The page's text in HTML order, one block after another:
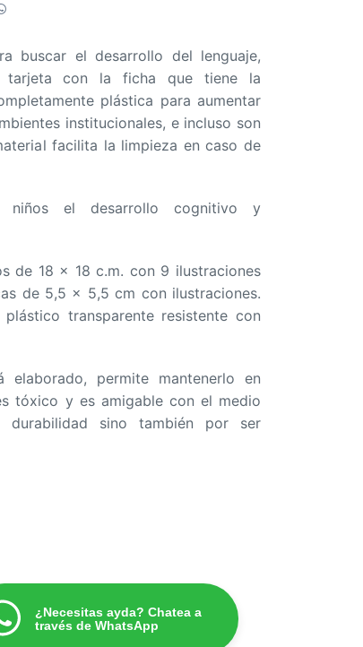
buscar el desarrollo del lenguaje,
con la ficha que tiene la
plástica para aumentar
institucionales, e incluso son
facilita la limpieza en caso de
niños el desarrollo cognitivo y
de 18 x 18 c.m. con 9 ilustraciones
de 5,5 x 5,5 cm con ilustraciones.
transparente resistente con
permite mantenerlo en
tóxico y es amigable con el medio
sino también por ser
¿Necesitas ayda? Chatea a
través de WhatsApp